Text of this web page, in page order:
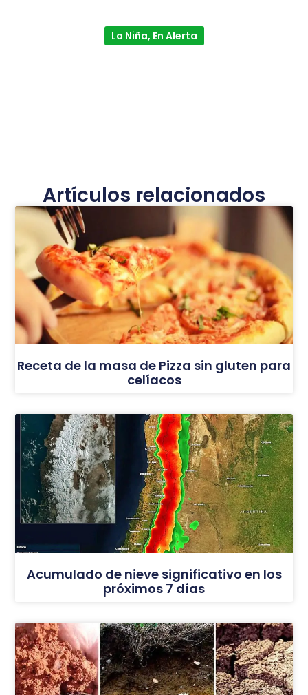
La Niña, En Alerta
Artículos relacionados
Receta de la masa de Pizza sin gluten para
celíacos
Acumulado de nieve significativo en los
próximos 7 días